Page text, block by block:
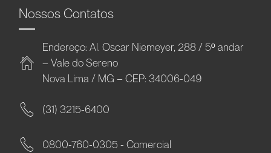
Nossos Contatos
Endereço: Al. Oscar Niemeyer, 288 / 5º andar
– Vale do Sereno
Nova Lima / MG – CEP: 34006-049
(31) 3215-6400
0800-760-0305 - Comercial